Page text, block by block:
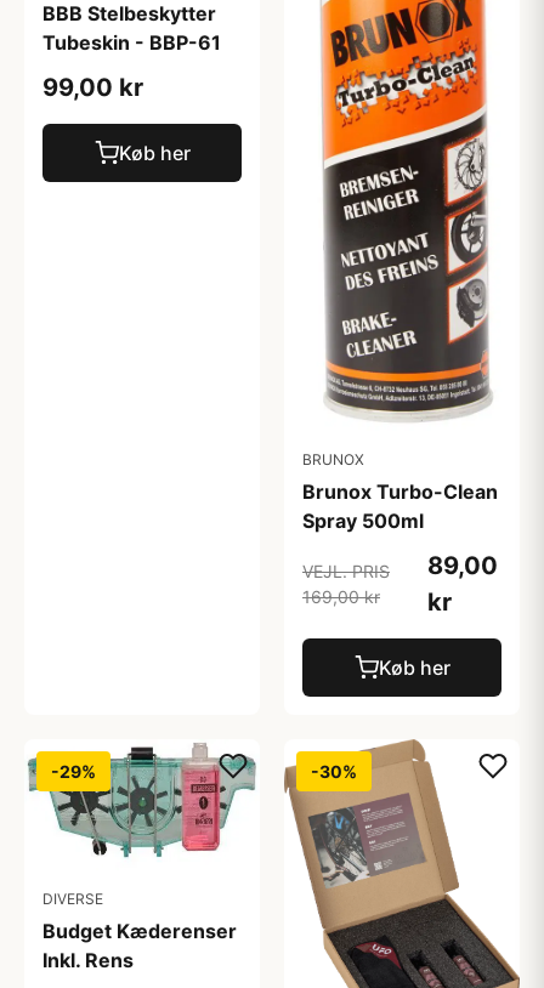
BBB Stelbeskytter
Tubeskin - BBP-61
99,00 kr
Køb her
BRUNOX
Brunox Turbo-Clean
Spray 500ml
VEJL. PRIS
169,00 kr
89,00
kr
Køb her
-29%
DIVERSE
Budget Kæderenser
Inkl. Rens
-30%